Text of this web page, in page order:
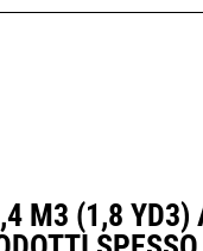
M3 (1,8